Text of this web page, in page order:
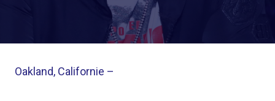
Oakland, Californie –